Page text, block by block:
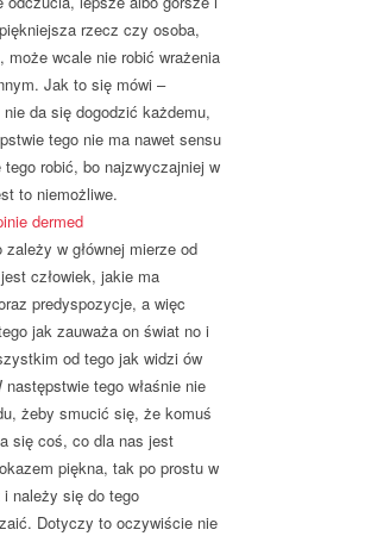
rzecz czy osoba,
może wcale nie robić wrażenia
Jak to się mówi –
da się dogodzić każdemu,
tego nie ma nawet sensu
robić, bo najzwyczajniej w
to niemożliwe.
dermed
w głównej mierze od
człowiek, jakie ma
predyspozycje, a więc
jak zauważa on świat no i
od tego jak widzi ów
następstwie tego właśnie nie
żeby smucić się, że komuś
się coś, co dla nas jest
piękna, tak po prostu w
należy się do tego
Dotyczy to oczywiście nie